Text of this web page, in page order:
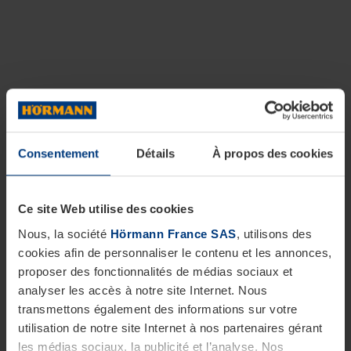
Consentement Détails À propos des cookies
Ce site Web utilise des cookies
Nous, la société Hörmann France SAS, utilisons des
cookies afin de personnaliser le contenu et les annonces,
proposer des fonctionnalités de médias sociaux et
analyser les accès à notre site Internet. Nous
transmettons également des informations sur votre
utilisation de notre site Internet à nos partenaires gérant
les médias sociaux, la publicité et l’analyse. Nos